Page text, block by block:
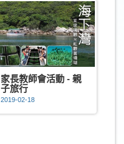
家長教師會活動 - 親
子旅行
2019-02-18